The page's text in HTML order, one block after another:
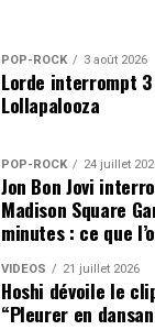
POP-ROCK 3 août 2026
Lorde interrompt
Lollapalooza
POP-ROCK 24 juillet
Jon Bon Jovi
Madison Square
minutes : ce que
VIDEOS 21 juillet 2026
Hoshi dévoile le
“Pleurer en